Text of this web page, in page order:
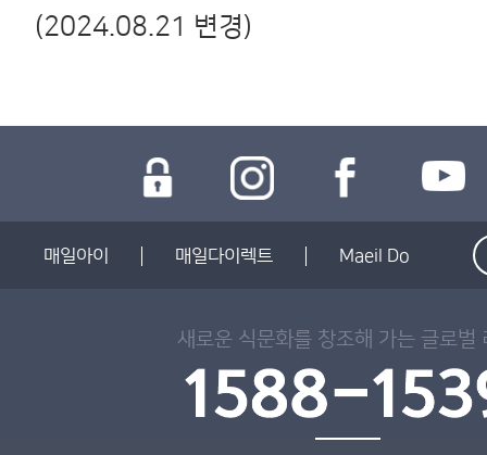
(2024.08.21 변경)
매일아이 매일다이렉트 Maeil Do
새로운 식문화를 창조해 가는 글로벌